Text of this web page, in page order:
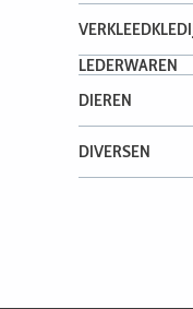
LEDERWAREN
DIEREN
DIVERSEN